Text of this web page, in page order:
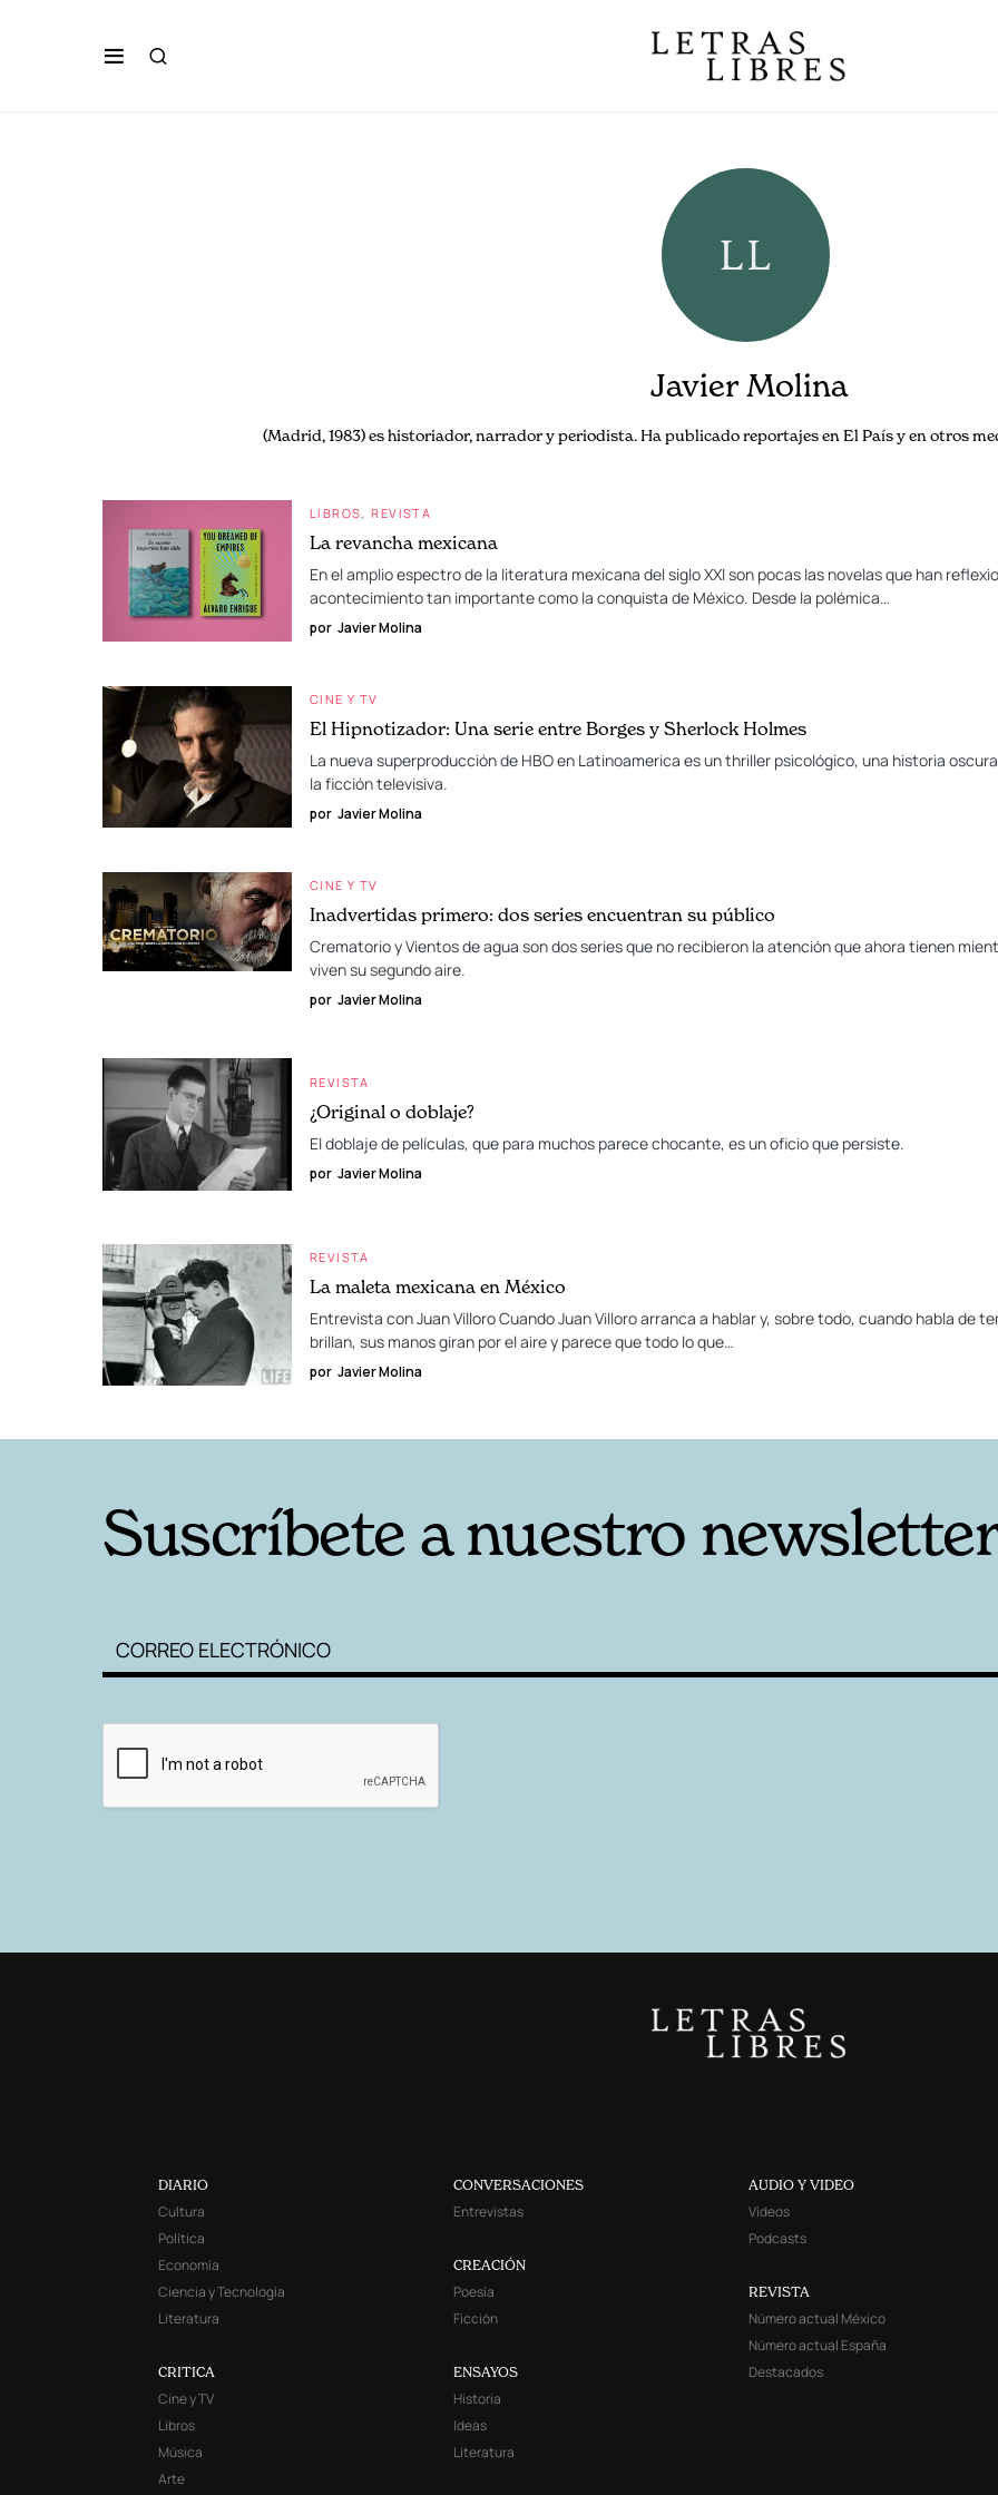
Javier Molina
(Madrid, 1983) es historiador, narrador y periodista. Ha publicado reportajes en El País y en otros
LIBROS REVISTA
La revancha mexicana
En el amplio espectro de la literatura mexicana del siglo XXI son pocas las novelas que han
acontecimiento tan importante como la conquista de México. Desde la polémica…
por Javier Molina
CINE Y TV
El Hipnotizador: Una serie entre Borges y Sherlock Holmes
La nueva superproducción de HBO en Latinoamerica es un thriller psicológico, una historia
la ficción televisiva.
por Javier Molina
CINE Y TV
Inadvertidas primero: dos series encuentran su público
Crematorio y Vientos de agua son dos series que no recibieron la atención que ahora tienen
viven su segundo aire.
por Javier Molina
REVISTA
¿Original o doblaje?
El doblaje de películas, que para muchos parece chocante, es un oficio que persiste.
por Javier Molina
REVISTA
La maleta mexicana en México
Entrevista con Juan Villoro Cuando Juan Villoro arranca a hablar y, sobre todo, cuando habla de
brillan, sus manos giran por el aire y parece que todo lo que…
por Javier Molina
Suscríbete a nuestro
DIARIO
Cultura
Política
Economía
Ciencia y Tecnología
Literatura
CRITICA
Cine y TV
Libros
Música
Arte
CONVERSACIONES
Entrevistas
CREACIÓN
Poesía
Ficción
ENSAYOS
Historia
Ideas
Literatura
AUDIO Y VIDEO
Videos
Podcasts
REVISTA
Número actual México
Número actual España
Destacados